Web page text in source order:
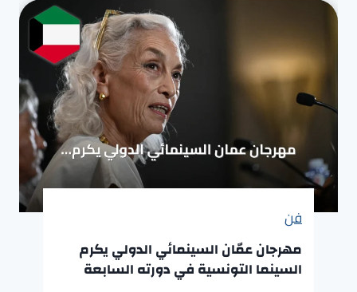
فن
مهرجان عمّان السينمائي الدولي يكرم
السينما التونسية في دورته السابعة